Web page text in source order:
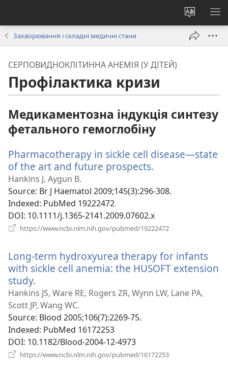
Змінити
мову
сайту
Захворювання і складні медичні стани
СЕРПОВИДНОКЛІТИННА АНЕМІЯ (У ДІТЕЙ)
Профілактика кризи
Медикаментозна індукція синтезу
фетального гемоглобіну
Pharmacotherapy in sickle cell disease—state
of the art and future prospects.
новому
Hankins J, Aygun B.
Source‎: Br J Haematol 2009;145(3):296-308.
Indexed‎: PubMed 19222472
DOI‎: 10.1111/j.1365-2141.2009.07602.x
https://www.ncbi.nlm.nih.gov/pubmed/19222472
вікні)
Long-term hydroxyurea therapy for infants
with sickle cell anemia: the HUSOFT extension
study.
у
новому
вікні)
Hankins JS, Ware RE, Rogers ZR, Wynn LW, Lane PA,
Scott JP, Wang WC.
Source‎: Blood 2005;106(7):2269-75.
Indexed‎: PubMed 16172253
DOI‎: 10.1182/Blood-2004-12-4973
https://www.ncbi.nlm.nih.gov/pubmed/16172253